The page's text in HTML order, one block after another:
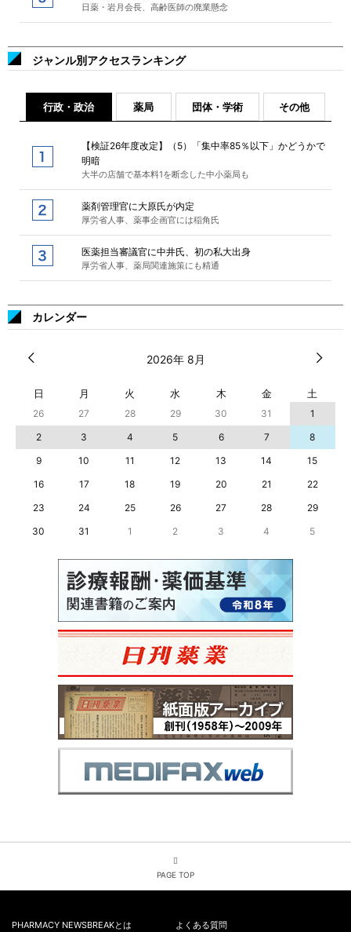
日薬・岩月会長、高齢医師の廃業懸念
ジャンル別アクセスランキング
行政・政治 薬局 団体・学術 その他
【検証26年度改定】（5）「集中率85％以下」かどうかで
明暗
大半の店舗で基本料1を断念した中小薬局も
薬剤管理官に大原氏が内定
厚労省人事、薬事企画官には稲角氏
医薬担当審議官に中井氏、初の私大出身
厚労省人事、薬局関連施策にも精通
カレンダー
2026年 8月
日 月 火 水 木 金 土
26 27 28 29 30 31
1
2
3 4 5 6 7
8
9
10 11 12 13 14
15
16
17 18 19 20 21
22
23
24 25 26 27 28
29
30
31 1 2 3 4 5
PAGE TOP
PHARMACY NEWSBREAKとは よくある質問